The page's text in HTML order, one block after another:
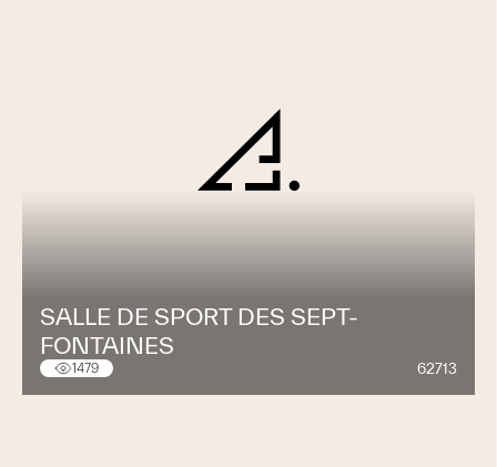
SALLE DE SPORT DES SEPT-
FONTAINES
1479 62713